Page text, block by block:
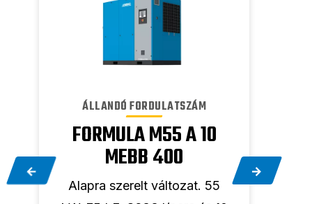
ÁLLANDÓ FORDULATSZÁM
FORMULA M55 A 10
MEBB 400
Alapra szerelt változat. 55